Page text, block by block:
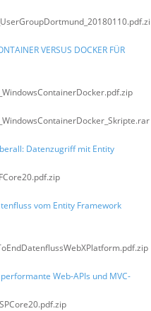
VERSUS DOCKER FÜR
Datenzugriff mit Entity
vom Entity Framework
Web-APIs und MVC-